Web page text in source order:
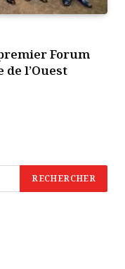
Forum
de l’Ouest